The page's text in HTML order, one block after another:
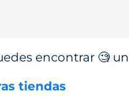
encontrar 🧐
tiendas